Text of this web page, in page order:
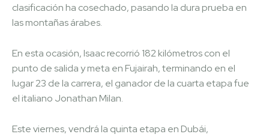
clasificación ha cosechado, pasando la dura prueba en
las montañas árabes.
En esta ocasión, Isaac recorrió 182 kilómetros con el
punto de salida y meta en Fujairah, terminando en el
lugar 23 de la carrera, el ganador de la cuarta etapa fue
el italiano Jonathan Milan.
Este viernes, vendrá la quinta etapa en Dubái,